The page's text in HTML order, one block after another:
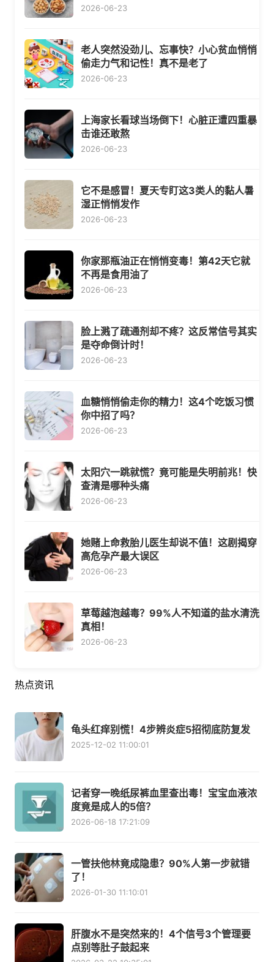
2026-06-23
老人突然没劲儿、忘事快？小心贫血悄悄
偷走力气和记性！真不是老了
2026-06-23
上海家长看球当场倒下！心脏正遭四重暴
击谁还敢熬
2026-06-23
它不是感冒！夏天专盯这3类人的黏人暑
湿正悄悄发作
2026-06-23
你家那瓶油正在悄悄变毒！第42天它就
不再是食用油了
2026-06-23
脸上溅了疏通剂却不疼？这反常信号其实
是夺命倒计时！
2026-06-23
血糖悄悄偷走你的精力！这4个吃饭习惯
你中招了吗？
2026-06-23
太阳穴一跳就慌？竟可能是失明前兆！快
查清是哪种头痛
2026-06-23
她赌上命救胎儿医生却说不值！这剧揭穿
高危孕产最大误区
2026-06-23
草莓越泡越毒？99%人不知道的盐水清洗
真相！
2026-06-23
热点资讯
龟头红痒别慌！4步辨炎症5招彻底防复发
2025-12-02 11:00:01
记者穿一晚纸尿裤血里查出毒！宝宝血液浓
度竟是成人的5倍？
2026-06-18 17:21:09
一管扶他林竟成隐患？90%人第一步就错
了！
2026-01-30 11:10:01
肝腹水不是突然来的！4个信号3个管理要
点别等肚子鼓起来